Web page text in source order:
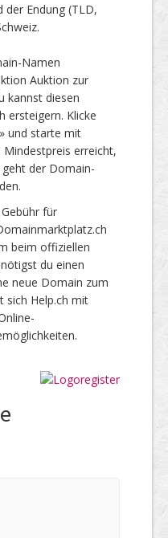
der Endung (TLD,
Namen
Auktion zur
kannst diesen
ersteigern. Klicke
und starte mit
erreicht,
der Domain-
für
beim offiziellen
du einen
neue Domain zum
sich Help.ch mit